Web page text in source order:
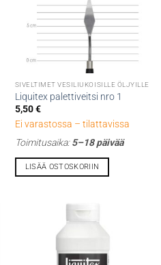
SIVELTIMET VESILIUKOISILLE ÖLJYILLE
Liquitex palettiveitsi nro 1
5,50€
Ei varastossa – tilattavissa
Toimitusaika:5–18 päivää
LISÄÄ OSTOSKORIIN